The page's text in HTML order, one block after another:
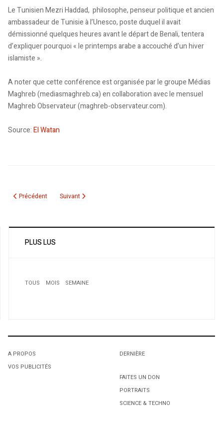
Le Tunisien Mezri Haddad, philosophe, penseur politique et ancien
ambassadeur de Tunisie à l’Unesco, poste duquel il avait
démissionné quelques heures avant le départ de Benali, tentera
d’expliquer pourquoi « le printemps arabe a accouché d’un hiver
islamiste ».
A noter que cette conférence est organisée par le groupe Médias
Maghreb (mediasmaghreb.ca) en collaboration avec le mensuel
Maghreb Observateur (maghreb-observateur.com).
Source:El Watan
Article précédent : Affaire Boucetta à Merouana. Le courage triomphe de la
Précédent Article suivant : Algérie : les élections législatives
Suivant
PLUS LUS
TOUS MOIS SEMAINE
Meurtre de Meriem Boundaoui: Autopsie d’une enquête
L'octroi accidentel du Gant Court.
L'octroi accidentel du Gant Court.
A PROPOS
VOS PUBLICITÉS
DERNIÈRE
FAITES UN DON
PORTRAITS
SCIENCE & TECHNO